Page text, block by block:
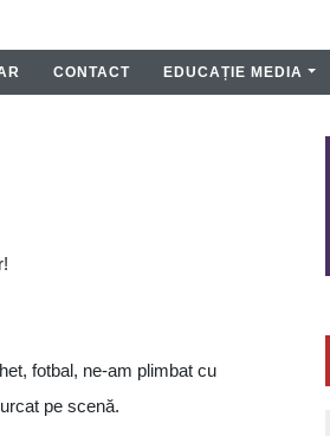
CONTACT EDUCAȚIE MEDIA
fotbal, ne-am plimbat cu
pe scenă.